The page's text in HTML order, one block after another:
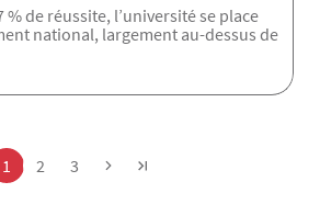
% de réussite, l’université se place
national, largement au-dessus de
Page
1 Page
2 Page
3